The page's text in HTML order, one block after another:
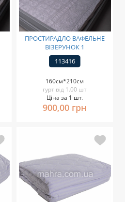
ПРОСТИРАДЛО ВАФЕЛЬНЕ
ВІЗЕРУНОК 1
113416
160см*210см
гурт від 1.00 шт
Ціна за 1 шт.
900,00 грн